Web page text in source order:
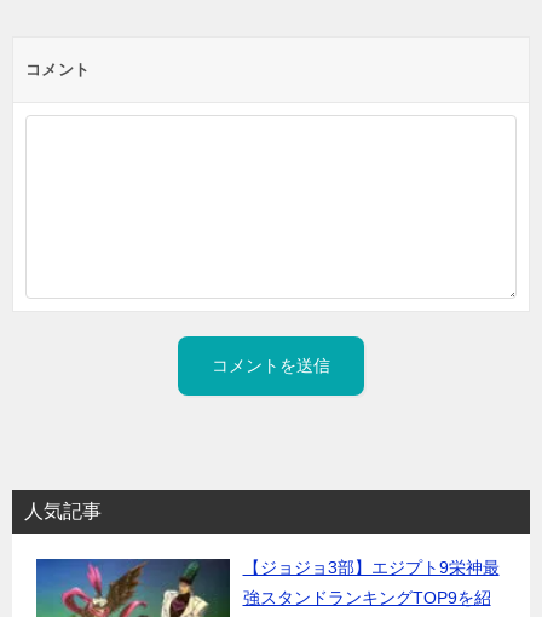
コメント
人気記事
【ジョジョ3部】エジプト9栄神最
強スタンドランキングTOP9を紹